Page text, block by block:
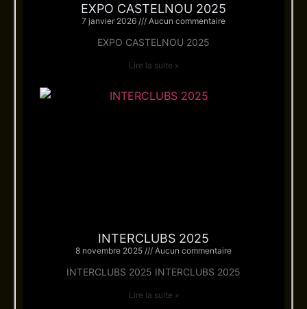
EXPO CASTELNOU 2025
7 janvier 2026 Aucun commentaire
EXPO CASTELNOU 2025
Lire la suite »
INTERCLUBS 2025
8 novembre 2025 Aucun commentaire
INTERCLUBS 2025 INTERCLUBS 2025
Lire la suite »